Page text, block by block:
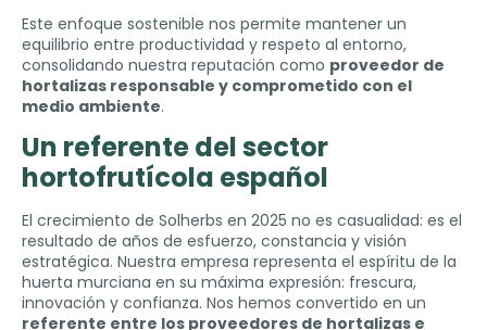
Este enfoque sostenible nos permite mantener un
equilibrio entre productividad y respeto al entorno,
consolidando nuestra reputación como proveedor de
hortalizas responsable y comprometido con el
medio ambiente.
Un referente del sector
hortofrutícola español
El crecimiento de Solherbs en 2025 no es casualidad: es el
resultado de años de esfuerzo, constancia y visión
estratégica. Nuestra empresa representa el espíritu de la
huerta murciana en su máxima expresión: frescura,
innovación y confianza. Nos hemos convertido en un
referente entre los proveedores de hortalizas e